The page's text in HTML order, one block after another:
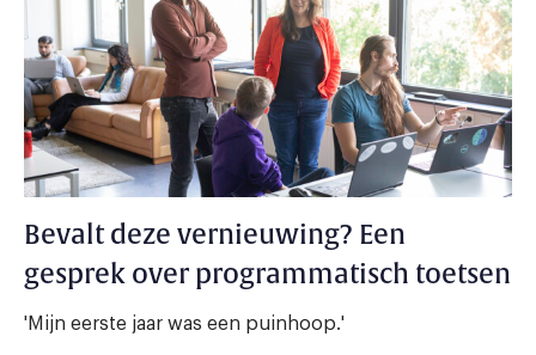
Bevalt deze vernieuwing? Een
gesprek over programmatisch toetsen
'Mijn eerste jaar was een puinhoop.'